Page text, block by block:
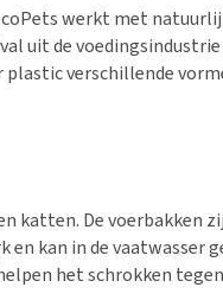
werkt met
uit de
verschillende
katten. De voerbakken
kan in de vaatwasser
het schrokken